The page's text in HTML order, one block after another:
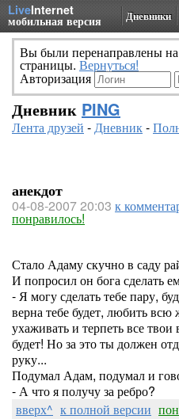
LiveInternet
мобильная версия Дневники
Вы были перенаправлены
страницы. Вернуться!
Авторизация
Дневник PING
Лента друзей -Дневник-
анекдот
04-08-2007 20:03 к
понравилось!
Стало Адаму скучно в саду
И попросил он бога сделать
- Я могу сделать тебе пару,
верна тебе будет, любить всю
ухаживать и терпеть все
будет! Но за это ты должен
руку...
Подумал Адам, подумал и
- А что я получу за ребро?
вверх^ к полной версии